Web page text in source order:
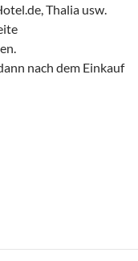
Thalia usw.
nach dem Einkauf